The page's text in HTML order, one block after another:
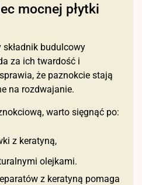
mocnej płytki
budulcowy
za ich twardość i
że paznokcie stają
na rozdwajanie.
warto sięgnąć po:
z keratyną,
olejkami.
z keratyną pomaga